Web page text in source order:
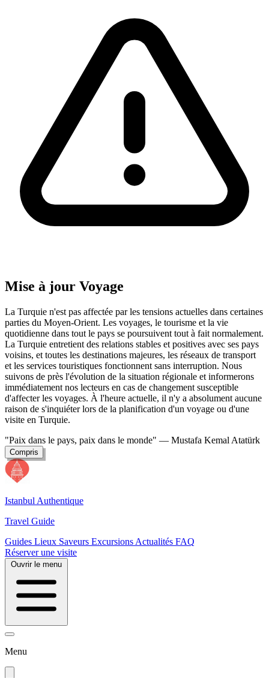
Mise à jour Voyage
La Turquie n'est pas affectée par les tensions actuelles dans certaines
parties du Moyen-Orient. Les voyages, le tourisme et la vie
quotidienne dans tout le pays se poursuivent tout à fait normalement.
La Turquie entretient des relations stables et positives avec ses pays
voisins, et toutes les destinations majeures, les réseaux de transport
et les services touristiques fonctionnent sans interruption. Nous
suivons de près l'évolution de la situation régionale et informerons
immédiatement nos lecteurs en cas de changement susceptible
d'affecter les voyages. À l'heure actuelle, il n'y a absolument aucune
raison de s'inquiéter lors de la planification d'un voyage ou d'une
visite en Turquie.
"Paix dans le pays, paix dans le monde" — Mustafa Kemal Atatürk
Compris
Istanbul Authentique
Travel Guide
Guides Lieux Saveurs Excursions Actualités FAQ
Réserver une visite
Ouvrir le menu
Menu